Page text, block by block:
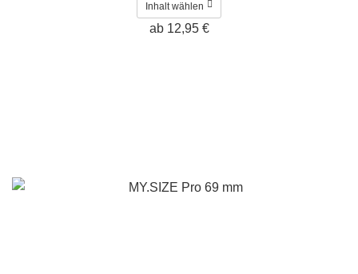
Inhalt wählen
ab 12,95 €